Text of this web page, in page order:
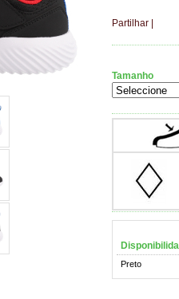
Partilhar
Tamanho
Preto